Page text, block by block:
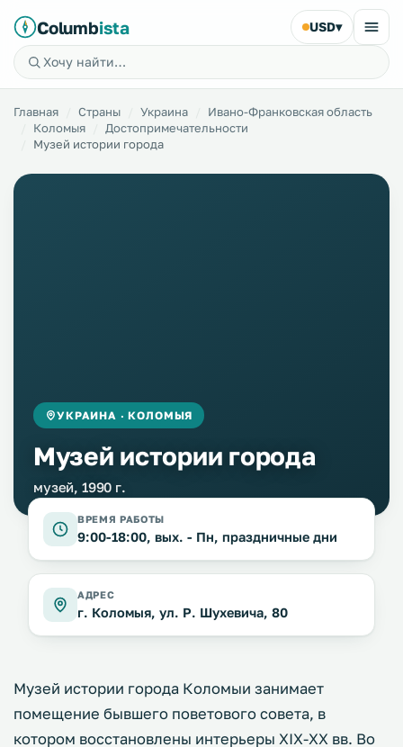
Columbista USD▾
Главная Страны Украина
Ивано-Франковская область
Коломыя
Достопримечательности
Музей истории города
УКРАИНА · КОЛОМЫЯ
Музей истории города
музей, 1990 г.
ВРЕМЯ РАБОТЫ
9:00-18:00, вых. - Пн, праздничные дни
АДРЕС
г. Коломыя, ул. Р. Шухевича, 80
Музей истории города Коломыи занимает
помещение бывшего поветового совета, в
котором восстановлены интерьеры XIX-XX вв. Во